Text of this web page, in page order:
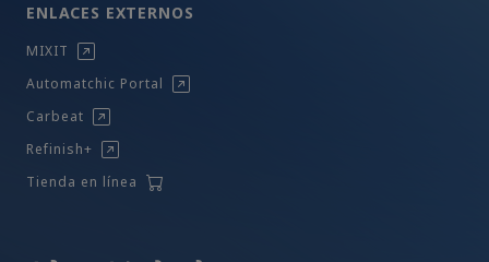
ENLACES EXTERNOS
MIXIT
Automatchic Portal
Carbeat
Refinish+
Tienda en línea